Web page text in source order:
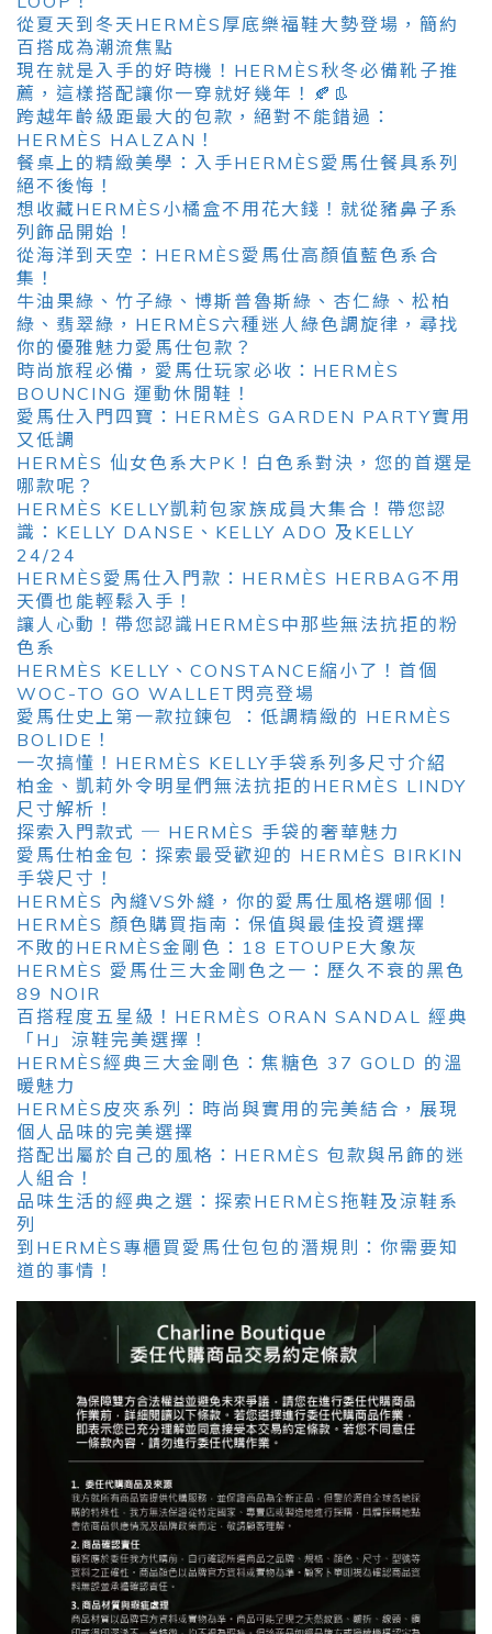
從夏天到冬天HERMÈS厚底樂福鞋大勢登場，簡約
百搭成為潮流焦點
現在就是入手的好時機！HERMÈS秋冬必備靴子推
薦，這樣搭配讓你一穿就好幾年！🍂👢
跨越年齡級距最大的包款，絕對不能錯過：
HERMÈS HALZAN！
餐桌上的精緻美學：入手HERMÈS愛馬仕餐具系列
絕不後悔！
想收藏HERMÈS小橘盒不用花大錢！就從豬鼻子系
列飾品開始！
從海洋到天空：HERMÈS愛馬仕高顏值藍色系合
集！
牛油果綠、竹子綠、博斯普魯斯綠、杏仁綠、松柏
綠、翡翠綠，HERMÈS六種迷人綠色調旋律，尋找
你的優雅魅力愛馬仕包款？
時尚旅程必備，愛馬仕玩家必收：HERMÈS
BOUNCING 運動休閒鞋！
愛馬仕入門四寶：HERMÈS GARDEN PARTY實用
又低調
HERMÈS 仙女色系大PK！白色系對決，您的首選是
哪款呢？
HERMÈS KELLY凱莉包家族成員大集合！帶您認
識：KELLY DANSE、KELLY ADO 及KELLY
24/24
HERMÈS愛馬仕入門款：HERMÈS HERBAG不用
天價也能輕鬆入手！
讓人心動！帶您認識HERMÈS中那些無法抗拒的粉
色系
HERMÈS KELLY、CONSTANCE縮小了！首個
WOC-TO GO WALLET閃亮登場
愛馬仕史上第一款拉鍊包 ：低調精緻的 HERMÈS
BOLIDE！
一次搞懂！HERMÈS KELLY手袋系列多尺寸介紹
柏金、凱莉外令明星們無法抗拒的HERMÈS LINDY
尺寸解析！
探索入門款式 ─ HERMÈS 手袋的奢華魅力
愛馬仕柏金包：探索最受歡迎的 HERMÈS BIRKIN
手袋尺寸！
HERMÈS 內縫VS外縫，你的愛馬仕風格選哪個！
HERMÈS 顏色購買指南：保值與最佳投資選擇
不敗的HERMÈS金剛色：18 ETOUPE大象灰
HERMÈS 愛馬仕三大金剛色之一：歷久不衰的黑色
89 NOIR
百搭程度五星級！HERMÈS ORAN SANDAL 經典
「H」涼鞋完美選擇！
HERMÈS經典三大金剛色：焦糖色 37 GOLD 的溫
暖魅力
HERMÈS皮夾系列：時尚與實用的完美結合，展現
個人品味的完美選擇
搭配出屬於自己的風格：HERMÈS 包款與吊飾的迷
人組合！
品味生活的經典之選：探索HERMÈS拖鞋及涼鞋系
列
到HERMÈS專櫃買愛馬仕包包的潛規則：你需要知
道的事情！